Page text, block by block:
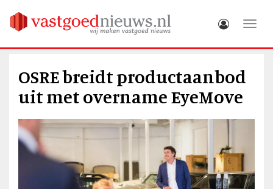
OSRE breidt productaanbod
uit met overname EyeMove